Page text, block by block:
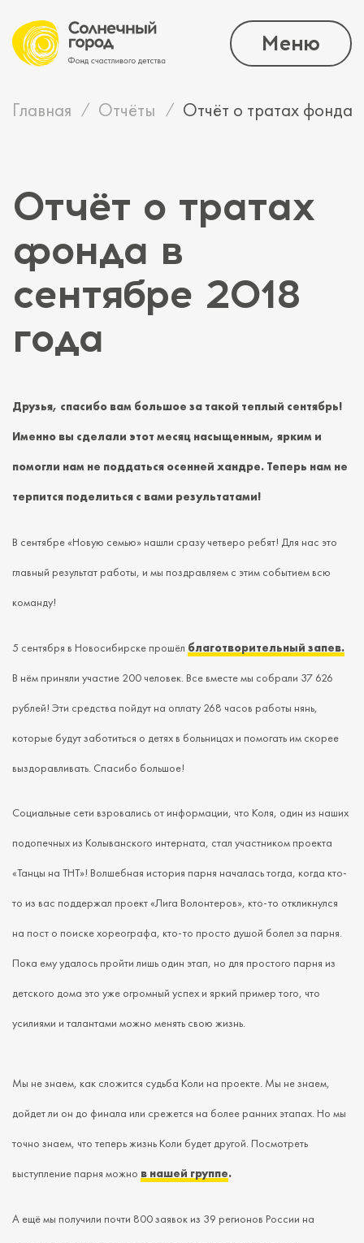
Меню
Главная Отчёты Отчёт о тратах фонда
Отчёт о тратах
фонда в
сентябре 2018
года
Друзья, спасибо вам большое за такой теплый сентябрь!
Именно вы сделали этот месяц насыщенным, ярким и
помогли нам не поддаться осенней хандре. Теперь нам не
терпится поделиться с вами результатами!
В сентябре «Новую семью» нашли сразу четверо ребят! Для нас это
главный результат работы, и мы поздравляем с этим событием всю
команду!
5 сентября в Новосибирске прошёл благотворительный запев.
В нём приняли участие 200 человек. Все вместе мы собрали 37 626
рублей! Эти средства пойдут на оплату 268 часов работы нянь,
которые будут заботиться о детях в больницах и помогать им скорее
выздоравливать. Спасибо большое!
Социальные сети взровались от информации, что Коля, один из наших
подопечных из Колыванского интерната, стал участником проекта
«Танцы на ТНТ»! Волшебная история парня началась тогда, когда кто-
то из вас поддержал проект «Лига Волонтеров», кто-то откликнулся
на пост о поиске хореографа, кто-то просто душой болел за парня.
Пока ему удалось пройти лишь один этап, но для простого парня из
детского дома это уже огромный успех и яркий пример того, что
усилиями и талантами можно менять свою жизнь.
Мы не знаем, как сложится судьба Коли на проекте. Мы не знаем,
дойдет ли он до финала или срежется на более ранних этапах. Но мы
точно знаем, что теперь жизнь Коли будет другой. Посмотреть
выступление парня можно в нашей группе.
А ещё мы получили почти 800 заявок из 39 регионов России на